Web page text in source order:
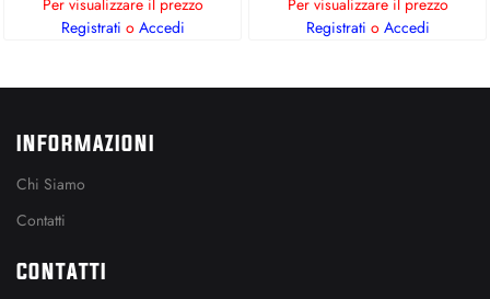
Registrati o Accedi
Registrati o Accedi
INFORMAZIONI
Chi Siamo
Contatti
CONTATTI